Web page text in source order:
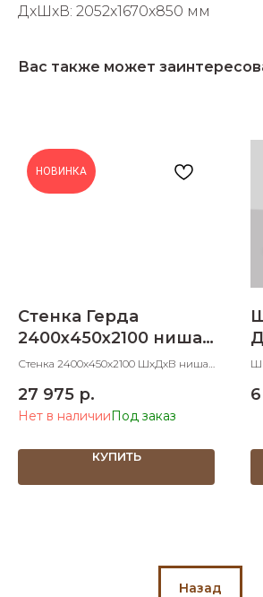
ДxШxВ: 2052x1670x850 мм
Вас также может
НОВИНКА
Стенка Герда
2400х450х2100 ниша
под ТВ
Стенка 2400х450х2100 ШхДхВ ниша
27 975 р.
Нет в наличии
КУПИТЬ
Назад